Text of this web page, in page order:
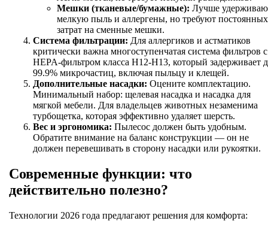
Мешки (тканевые/бумажные): Лучше
мелкую пыль и аллергены, но требуют постоянных
затрат на сменные мешки.
Система фильтрации: Для аллергиков и астматиков
критически важна многоступенчатая система фильтров с
HEPA-фильтром класса H12-H13, который задерживает
99.9% микрочастиц, включая пыльцу и клещей.
Дополнительные насадки: Оцените комплектацию.
Минимальный набор: щелевая насадка и насадка для
мягкой мебели. Для владельцев животных незаменима
турбощетка, которая эффективно удаляет шерсть.
Вес и эргономика: Пылесос должен быть удобным.
Обратите внимание на баланс конструкции — он не
должен перевешивать в сторону насадки или рукоятки.
Современные функции: что
действительно полезно?
Технологии 2026 года предлагают решения для комфорта: